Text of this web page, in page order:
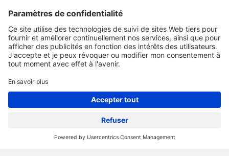
©2026Optimum Automotive
Politique de confidentialité
Termes et conditions
Avis légal
Suppression Optimum Connect